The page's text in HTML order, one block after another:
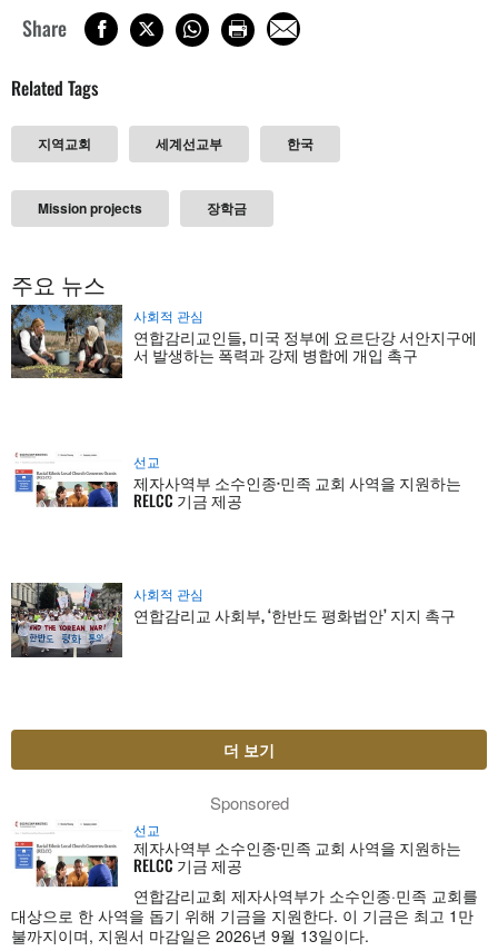
Share
Related Tags
지역교회 세계선교부 한국
Mission projects 장학금
주요 뉴스
사회적 관심
연합감리교인들, 미국 정부에 요르단강 서안지구에
서 발생하는 폭력과 강제 병합에 개입 촉구
선교
제자사역부 소수인종·민족 교회 사역을 지원하는
RELCC 기금 제공
사회적 관심
연합감리교 사회부, ‘한반도 평화법안’ 지지 촉구
더 보기
Sponsored
선교
제자사역부 소수인종·민족 교회 사역을 지원하는
RELCC 기금 제공
연합감리교회 제자사역부가 소수인종·민족 교회를
대상으로 한 사역을 돕기 위해 기금을 지원한다. 이 기금은 최고 1만
불까지이며, 지원서 마감일은 2026년 9월 13일이다.